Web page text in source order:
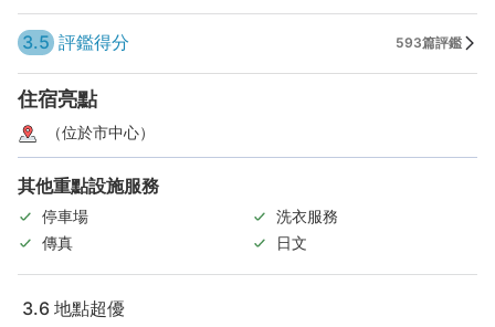
3.5 評鑑得分 593篇評鑑
住宿亮點
（位於市中心）
其他重點設施服務
停車場
洗衣服務
傳真
日文
3.6 地點超優